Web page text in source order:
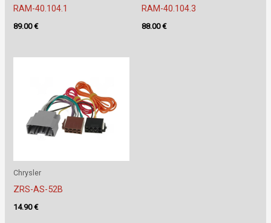
RAM-40.104.1
89.00€
RAM-40.104.3
88.00€
Chrysler
ZRS-AS-52B
14.90€